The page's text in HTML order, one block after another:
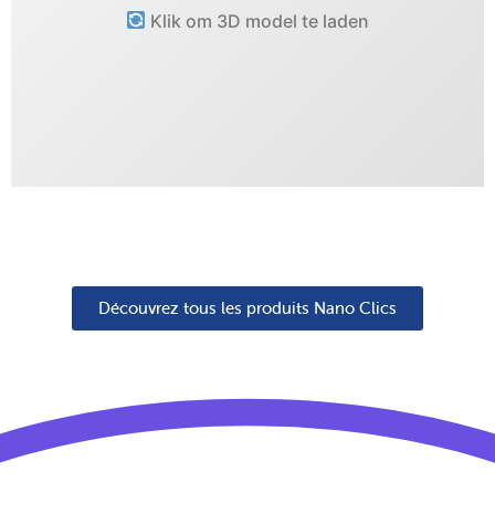
Klik om 3D model te laden
Découvrez tous les produits Nano Clics